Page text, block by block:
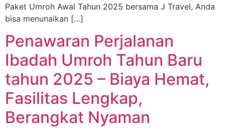
Paket Umroh Awal Tahun 2025 bersama J Travel, Anda
bisa menunaikan […]
Penawaran Perjalanan
Ibadah Umroh Tahun Baru
tahun 2025 – Biaya Hemat,
Fasilitas Lengkap,
Berangkat Nyaman